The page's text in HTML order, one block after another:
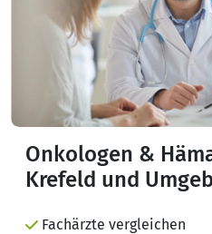
Onkologen &
Krefeld und
Fachärzte vergleichen